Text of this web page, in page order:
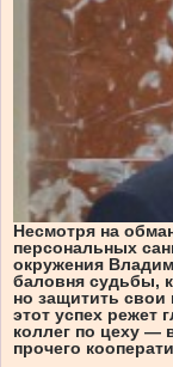
Несмотря на
персональных
окружения
баловня судьбы,
но защитить
этот успех режет
коллег по цеху —
прочего